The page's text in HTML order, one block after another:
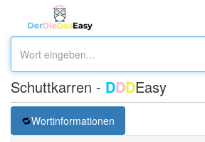
Schuttkarren - DDDEasy
Wortinformationen